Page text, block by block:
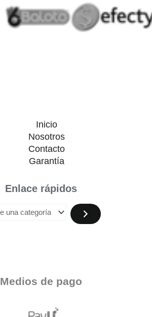
Inicio
Nosotros
Contacto
Garantía
Enlace rápidos
Medios de pago